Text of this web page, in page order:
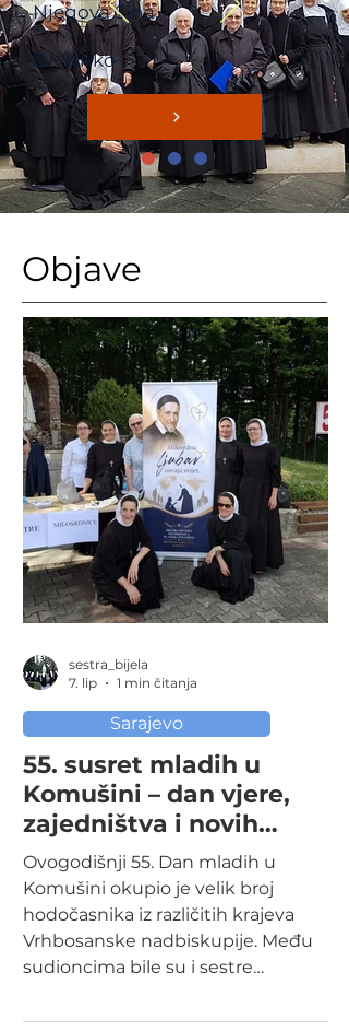
Njegova Sina.
Sv. Vinko
Objave
55. susret mladih u
Komušini – dan vjere,
zajedništva i novih
nadahnuća…
Ovogodišnji 55. Dan mladih u
Komušini okupio je velik broj
hodočasnika iz različitih krajeva
Vrhbosanske nadbiskupije. Među
sudioncima bile su i sestre
predsjednicom povjerenstva za
Sarajevo
sestra_bijela
7. lip
1 min čitanja